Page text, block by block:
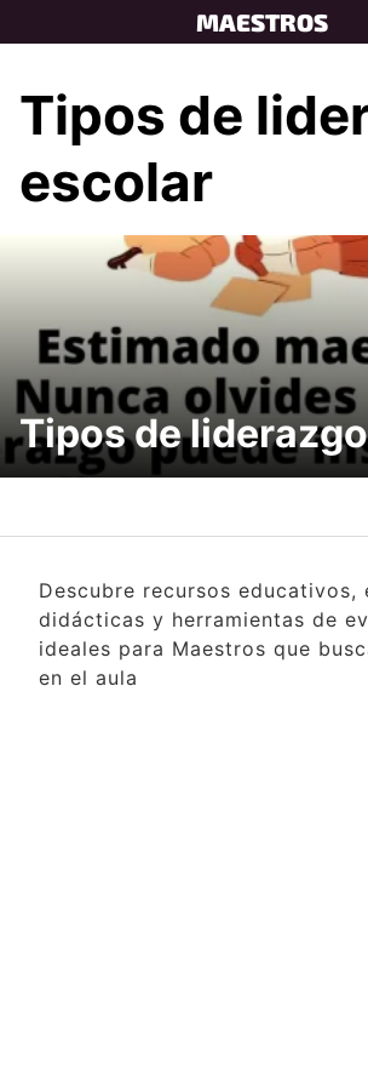
to
MAESTROS
Tipos de
escolar
Tipos de
Descubre recursos educativos,
didácticas y herramientas de
ideales para Maestros que
en el aula